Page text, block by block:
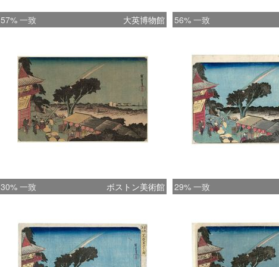
57% 一致 大英博物館 56% 一致
30% 一致 ボストン美術館 29% 一致